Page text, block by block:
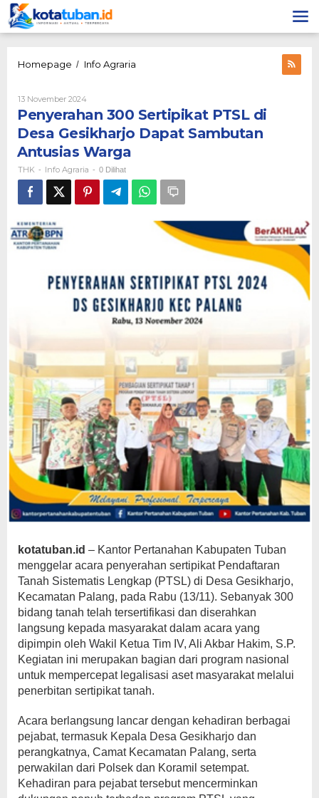
Lewati
ke
konten
Homepage / Info Agraria
di
Desa
Gesikharjo
Antusias
Warga
13 November 2024Oleh
Penyerahan 300 Sertipikat PTSL di
Desa Gesikharjo Dapat Sambutan
Antusias Warga
THK - Info Agraria - 0 Dilihat
kotatuban.id – Kantor Pertanahan Kabupaten Tuban
menggelar acara penyerahan sertipikat Pendaftaran
Tanah Sistematis Lengkap (PTSL) di Desa Gesikharjo,
Kecamatan Palang, pada Rabu (13/11). Sebanyak 300
bidang tanah telah tersertifikasi dan diserahkan
langsung kepada masyarakat dalam acara yang
dipimpin oleh Wakil Ketua Tim IV, Ali Akbar Hakim, S.P.
Kegiatan ini merupakan bagian dari program nasional
untuk mempercepat legalisasi aset masyarakat melalui
penerbitan sertipikat tanah.
Acara berlangsung lancar dengan kehadiran berbagai
pejabat, termasuk Kepala Desa Gesikharjo dan
perangkatnya, Camat Kecamatan Palang, serta
perwakilan dari Polsek dan Koramil setempat.
Kehadiran para pejabat tersebut mencerminkan